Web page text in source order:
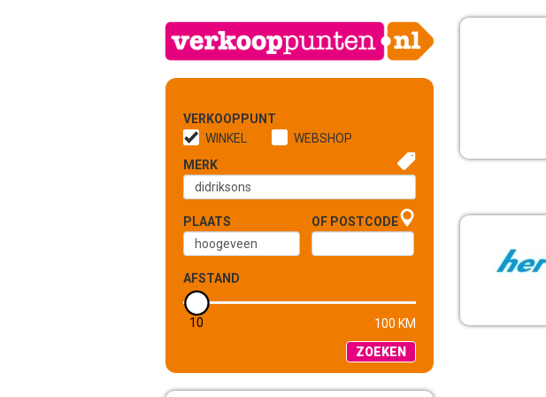
VERKOOPPUNT
WINKEL
WEBSHOP
MERK
PLAATS OF POSTCODE
AFSTAND
5 KM
10
100 KM
ZOEKEN